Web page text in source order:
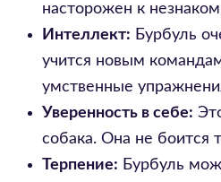
насторожен к
Интеллект: Бурбуль
учится новым
умственные
Уверенность в себе:
собака. Она не боится
Терпение: Бурбуль